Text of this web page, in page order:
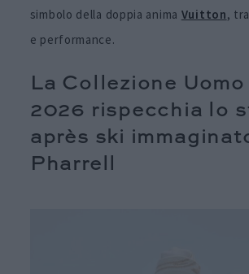
simbolo della doppia anima Vuitton,
e performance.
La Collezione Uomo
2026 rispecchia lo
après ski
Pharrell